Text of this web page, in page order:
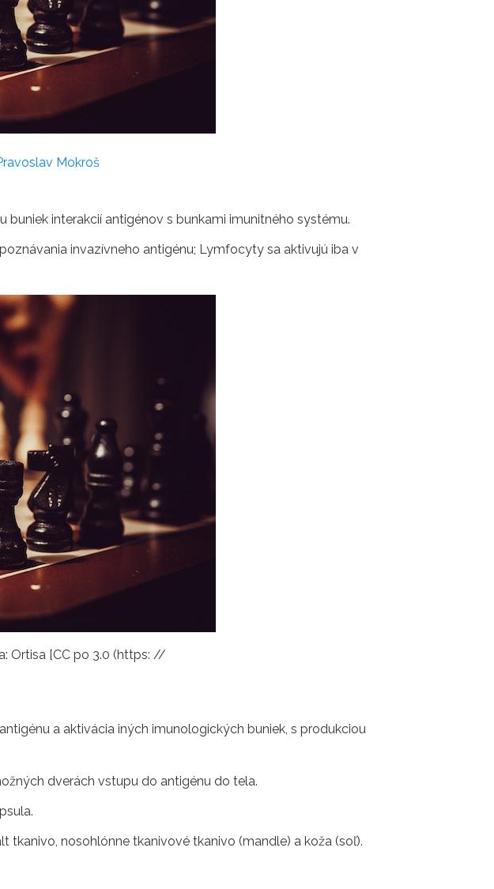
Mokroš
interakcií antigénov s bunkami imunitného systému.
invazívneho antigénu; Lymfocyty sa aktivujú iba v
Ortisa [CC po 3.0 (https: //
a aktivácia iných imunologických buniek, s produkciou
dverách vstupu do antigénu do tela.
tkanivo, nosohlónne tkanivové tkanivo (mandle) a koža (soľ).